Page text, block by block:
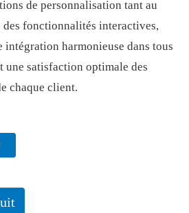
de personnalisation tant au
fonctionnalités interactives,
intégration harmonieuse dans tous
une satisfaction optimale des
chaque client.